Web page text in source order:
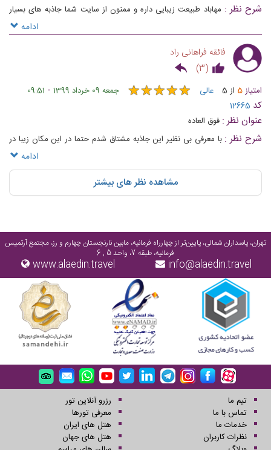
شرح نظر : مهاباد طبیعت زیبایی داره و ممنون از سایت شما جاذبه های بسیار
زیبایی رو به ما معرفی میکنه حتما با علاالدین تراول سفر کنید تا خاطره ای به یاد
ادامه
فائقه فراهانی راد
(
3
)
امتیاز5 از 5 عالی ★★★★★
★★★★★ جمعه 09 خرداد 1399 -
09:51
کد 12665
عنوان نظر : فوق العاده
شرح نظر : با معرفی بی نظیر این جاذبه مشتاق شدم حتما در این مکان زیبا در
ادامه
مشاهده نظر های بیشتر
تهران، پاسداران شمالی، پایین‌تر از چهارراه فرمانیه، مابین نارنجستان چهارم و رز، مجتمع آرتمیس
فرمانیه، طبقه 7، واحد 5 , 6
info@alaedin.travel
www.alaedin.travel
تیم ما
تماس با ما
خدمات ما
نظرات کاربران
رزرو آنلاین تور
معرفی تورها
هتل های ایران
هتل های جهان